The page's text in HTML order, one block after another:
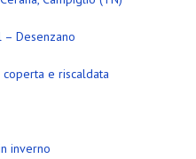
Desenzano
e riscaldata
inverno